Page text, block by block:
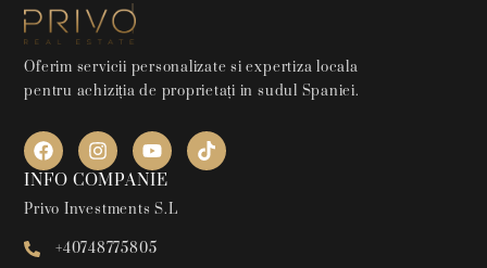
Oferim servicii personalizate si expertiza locala
pentru achiziția de proprietați in sudul Spaniei.
INFO COMPANIE
Privo Investments S.L
+40748775805